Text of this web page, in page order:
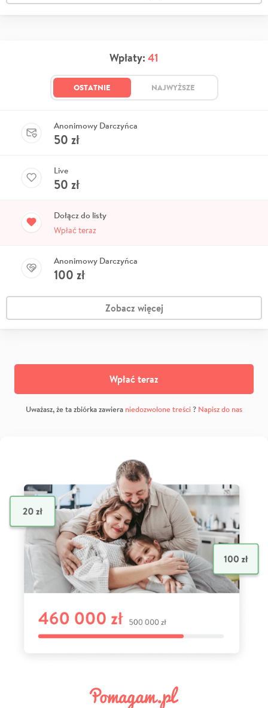
Wpłaty: 41
OSTATNIE NAJWYŻSZE
Anonimowy Darczyńca
50 zł
Live
50 zł
Dołącz do listy
Wpłać teraz
Anonimowy Darczyńca
100 zł
Zobacz więcej
Wpłać teraz
Uważasz, że ta zbiórka zawiera niedozwolone treści? Napisz do nas